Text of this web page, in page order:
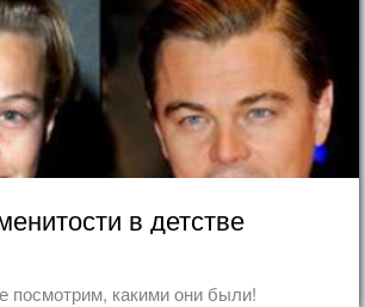
в детстве
посмотрим, какими они были!